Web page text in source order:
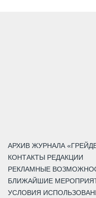
АРХИВ ЖУРНАЛА
КОНТАКТЫ РЕДАКЦИИ
РЕКЛАМНЫЕ
БЛИЖАЙШИЕ
УСЛОВИЯ